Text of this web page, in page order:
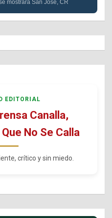
mostrará San José, CR
EDITORIAL
Canalla,
No Se Calla
crítico y sin miedo.